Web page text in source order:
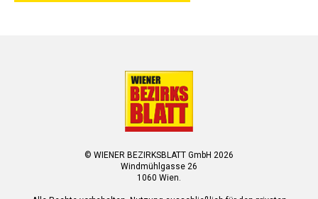
© WIENER BEZIRKSBLATT GmbH 2026
Windmühlgasse 26
1060 Wien.